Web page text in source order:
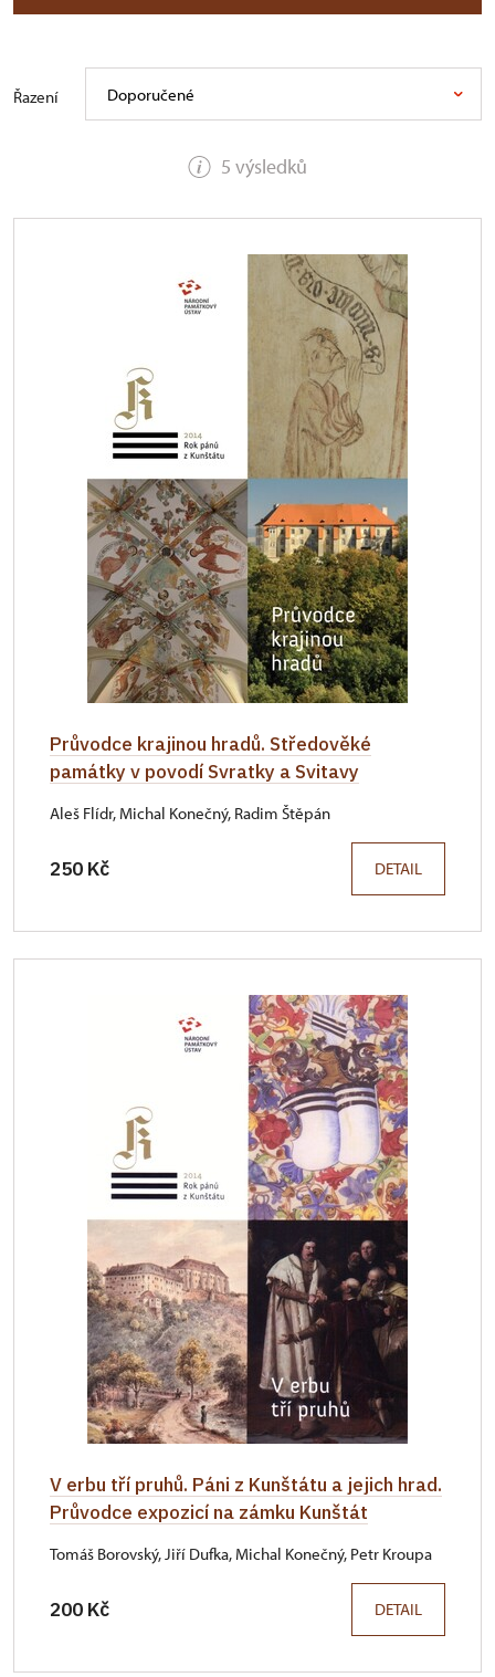
5 výsledků
Řazení Doporučené
Průvodce krajinou hradů. Středověké
památky v povodí Svratky a Svitavy
Aleš Flídr, Michal Konečný, Radim Štěpán
250 Kč DETAIL
V erbu tří pruhů. Páni z Kunštátu a jejich hrad.
Průvodce expozicí na zámku Kunštát
Tomáš Borovský, Jiří Dufka, Michal Konečný, Petr Kroupa
200 Kč DETAIL